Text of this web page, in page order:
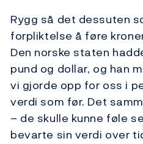
Rygg så det dessuten
forpliktelse å føre
Den norske staten
pund og dollar, og han
vi gjorde opp for oss i
verdi som før. Det
– de skulle kunne føle
bevarte sin verdi over